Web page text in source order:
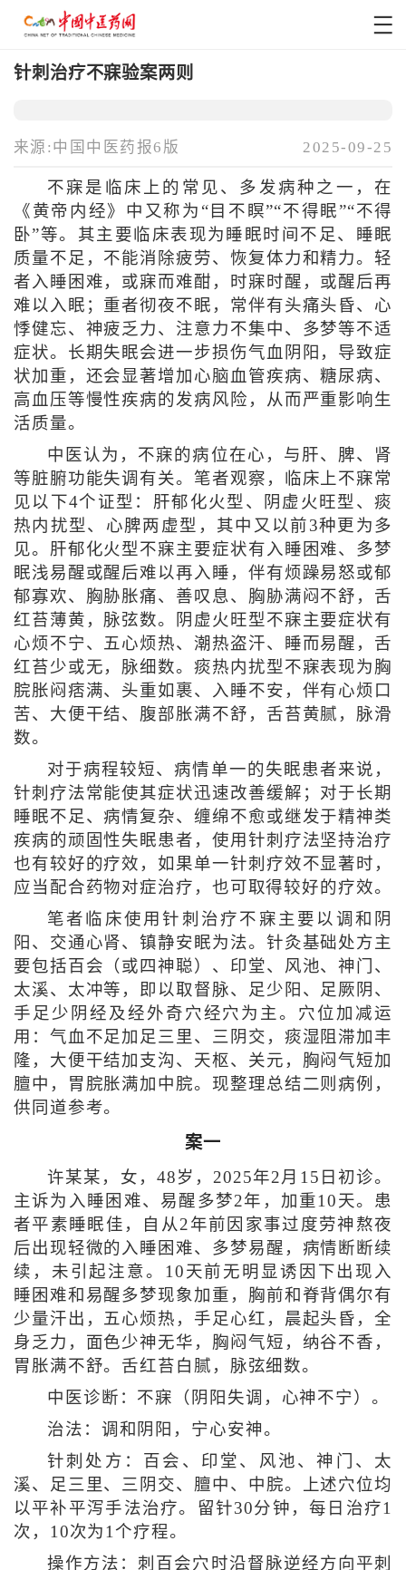
针刺治疗不寐验案两则
来源:中国中医药报6版 2025-09-25
不寐是临床上的常见、多发病种之一，在
《黄帝内经》中又称为“目不瞑”“不得眠”“不得
卧”等。其主要临床表现为睡眠时间不足、睡眠
质量不足，不能消除疲劳、恢复体力和精力。轻
者入睡困难，或寐而难酣，时寐时醒，或醒后再
难以入眠；重者彻夜不眠，常伴有头痛头昏、心
悸健忘、神疲乏力、注意力不集中、多梦等不适
症状。长期失眠会进一步损伤气血阴阳，导致症
状加重，还会显著增加心脑血管疾病、糖尿病、
高血压等慢性疾病的发病风险，从而严重影响生
活质量。
中医认为，不寐的病位在心，与肝、脾、肾
等脏腑功能失调有关。笔者观察，临床上不寐常
见以下4个证型：肝郁化火型、阴虚火旺型、痰
热内扰型、心脾两虚型，其中又以前3种更为多
见。肝郁化火型不寐主要症状有入睡困难、多梦
眠浅易醒或醒后难以再入睡，伴有烦躁易怒或郁
郁寡欢、胸胁胀痛、善叹息、胸胁满闷不舒，舌
红苔薄黄，脉弦数。阴虚火旺型不寐主要症状有
心烦不宁、五心烦热、潮热盗汗、睡而易醒，舌
红苔少或无，脉细数。痰热内扰型不寐表现为胸
脘胀闷痞满、头重如裹、入睡不安，伴有心烦口
苦、大便干结、腹部胀满不舒，舌苔黄腻，脉滑
数。
对于病程较短、病情单一的失眠患者来说，
针刺疗法常能使其症状迅速改善缓解；对于长期
睡眠不足、病情复杂、缠绵不愈或继发于精神类
疾病的顽固性失眠患者，使用针刺疗法坚持治疗
也有较好的疗效，如果单一针刺疗效不显著时，
应当配合药物对症治疗，也可取得较好的疗效。
笔者临床使用针刺治疗不寐主要以调和阴
阳、交通心肾、镇静安眠为法。针灸基础处方主
要包括百会（或四神聪）、印堂、风池、神门、
太溪、太冲等，即以取督脉、足少阳、足厥阴、
手足少阴经及经外奇穴经穴为主。穴位加减运
用：气血不足加足三里、三阴交，痰湿阻滞加丰
隆，大便干结加支沟、天枢、关元，胸闷气短加
膻中，胃脘胀满加中脘。现整理总结二则病例，
供同道参考。
案一
许某某，女，48岁，2025年2月15日初诊。
主诉为入睡困难、易醒多梦2年，加重10天。患
者平素睡眠佳，自从2年前因家事过度劳神熬夜
后出现轻微的入睡困难、多梦易醒，病情断断续
续，未引起注意。10天前无明显诱因下出现入
睡困难和易醒多梦现象加重，胸前和脊背偶尔有
少量汗出，五心烦热，手足心红，晨起头昏，全
身乏力，面色少神无华，胸闷气短，纳谷不香，
胃胀满不舒。舌红苔白腻，脉弦细数。
中医诊断：不寐（阴阳失调，心神不宁）。
治法：调和阴阳，宁心安神。
针刺处方：百会、印堂、风池、神门、太
溪、足三里、三阴交、膻中、中脘。上述穴位均
以平补平泻手法治疗。留针30分钟，每日治疗1
次，10次为1个疗程。
操作方法：刺百会穴时沿督脉逆经方向平刺